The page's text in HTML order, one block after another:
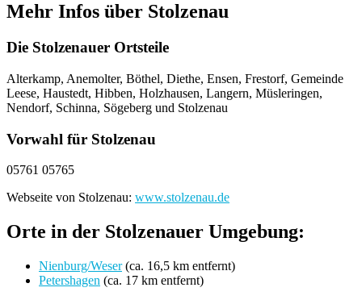
Mehr Infos über Stolzenau
Die Stolzenauer Ortsteile
Alterkamp, Anemolter, Böthel, Diethe, Ensen, Frestorf, Gemeinde
Leese, Haustedt, Hibben, Holzhausen, Langern, Müsleringen,
Nendorf, Schinna, Sögeberg und Stolzenau
Vorwahl für Stolzenau
05761 05765
Webseite von Stolzenau: www.stolzenau.de
Orte in der Stolzenauer Umgebung:
Nienburg/Weser(ca. 16,5 km entfernt)
Petershagen (ca. 17 km entfernt)